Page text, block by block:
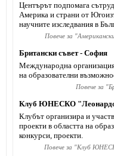
Центърът подпомага
Америка и страни от
научните изследвания в
Повече за "
Британски съвет - София
Международна
на образователни
Повече за "
Клуб ЮНЕСКО
Клубът организира и
проекти в областта на
конкурси, проекти.
Повече за "Клуб